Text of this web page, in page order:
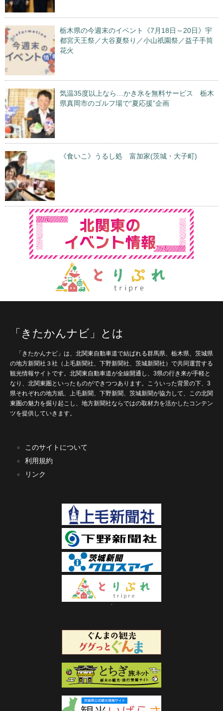
栃木県の今週末のイベント《7月18日～20日》宇
都宮天王祭／大谷夏祭り／小山祇園祭／益子手筒
花火
気温35度以上なら…かき氷を無料サービス 栃木
県真岡市のゴルフ場で“夏応援”企画
《食いこ》うるし処 富加家(茨城・大子町)
「きたかんナビ」とは
「きたかんナビ」は、北関東自動車道で結ばれる群馬県、栃木県、茨城県
の地方新聞社３社（上毛新聞社、下野新聞社、茨城新聞社）で共同運営する
観光情報サイトです。北関東自動車道が全線開通し、3県の行き来が手軽と
なり、北関東圏といったものができつつあります。こういった背景の下、3
県それぞれの地方紙、上毛新聞、下野新聞、茨城新聞が協力して、この北関
東圏の魅力を掘り起こし、地方新聞社ならではの取材力を活かしたコンテン
ツを提供していきます。
このサイトについて
利用規約
リンク